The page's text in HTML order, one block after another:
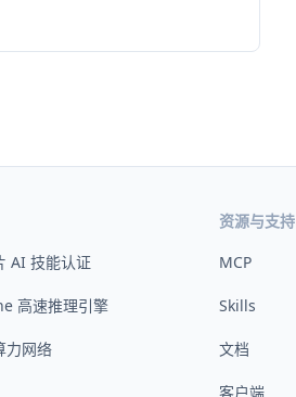
AI 技能认证
高速推理引擎
力网络
资源与支持
MCP
Skills
文档
客户端